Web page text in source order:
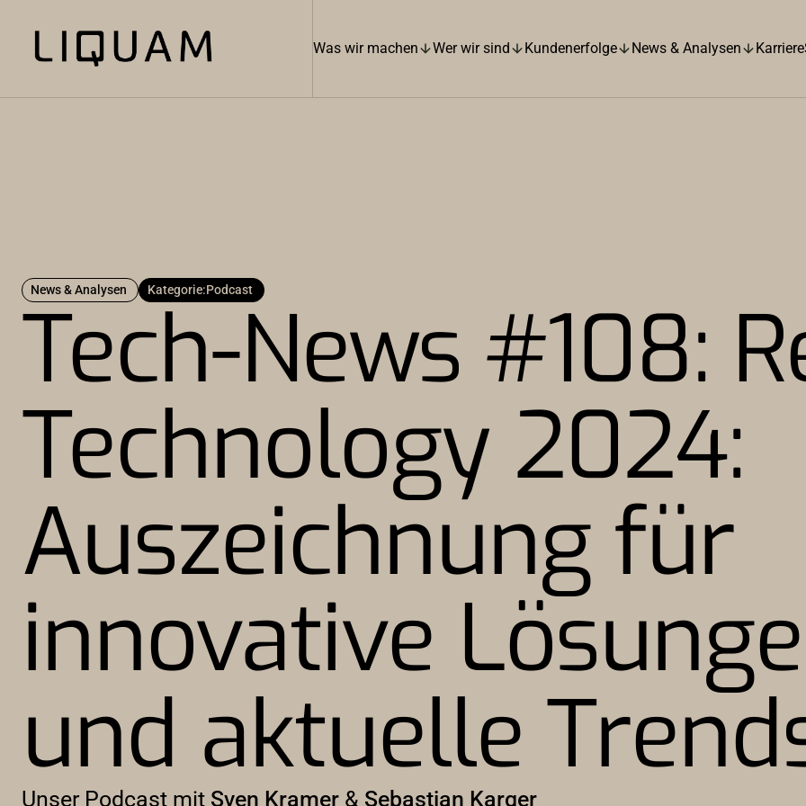
Was wir machen Wer wir sind Kundenerfolge News & Analysen Karriere
News & Analysen Kategorie:Podcast
Tech-News #108:
Technology 2024:
Auszeichnung für
innovative
und aktuelle
Unser Podcast mit Sven Kramer & Sebastian Karger